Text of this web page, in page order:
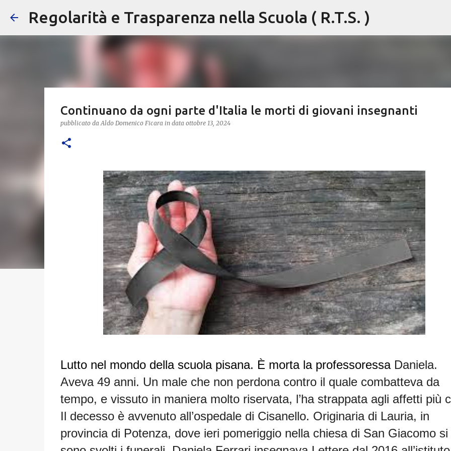
Passa ai contenuti principali
Regolarità e Trasparenza nella Scuola ( R.T.S. )
Continuano da ogni parte d'Italia le morti di giovani insegnanti
pubblicato daAldo Domenico Ficara in data ottobre 13, 2024
Lutto nel mondo della scuola pisana. È morta la professoressa Daniela.
Aveva 49 anni. Un male che non perdona contro il quale combatteva da
tempo, e vissuto in maniera molto riservata, l’ha strappata agli affetti più
Il decesso è avvenuto all’ospedale di Cisanello. Originaria di Lauria, in
provincia di Potenza, dove ieri pomeriggio nella chiesa di San Giacomo si